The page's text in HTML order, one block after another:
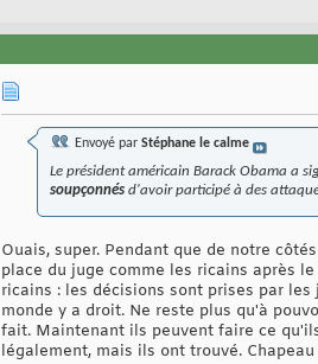
Envoyé par Stéphane le calme
Le président américain Barack Obama a
soupçonnés d'avoir participé à des
Ouais, super. Pendant que de notre
place du juge comme les ricains après
ricains : les décisions sont prises par
monde y a droit. Ne reste plus qu'à
fait. Maintenant ils peuvent faire ce
légalement, mais ils ont trouvé.